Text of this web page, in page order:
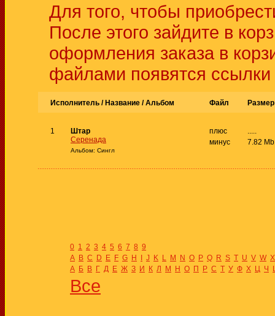
Для того, чтобы
После этого зайдите в
оформления заказа в
файлами появятся ссылки
Исполнитель / Название /Альбом Файл Размер
1
Штар
Серенада
Альбом: Сингл
плюс
минус
7.82 Mb
0 1 2 3 4 5 6 7 8 9
A B C D E F G H I J K L M N O P Q R S T U V W X
А Б В Г Д Е Ж З И К Л М Н О П Р С Т У Ф Х Ц Ч
Все